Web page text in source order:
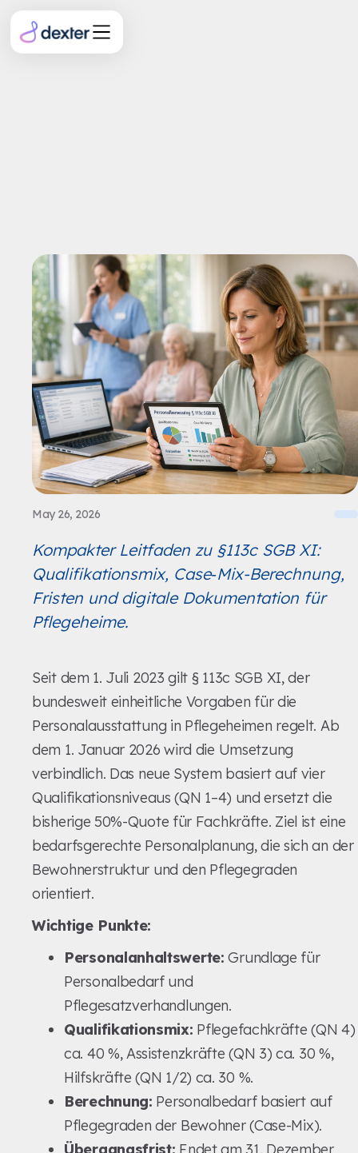
May 26, 2026
Kompakter Leitfaden zu §113c SGB XI:
Qualifikationsmix, Case‑Mix-Berechnung,
Fristen und digitale Dokumentation für
Pflegeheime.
Seit dem 1. Juli 2023 gilt § 113c SGB XI, der
bundesweit einheitliche Vorgaben für die
Personalausstattung in Pflegeheimen regelt. Ab
dem 1. Januar 2026 wird die Umsetzung
verbindlich. Das neue System basiert auf vier
Qualifikationsniveaus (QN 1–4) und ersetzt die
bisherige 50%-Quote für Fachkräfte. Ziel ist eine
bedarfsgerechte Personalplanung, die sich an der
Bewohnerstruktur und den Pflegegraden
orientiert.
Wichtige Punkte:
Personalanhaltswerte: Grundlage für
Personalbedarf und
Pflegesatzverhandlungen.
Qualifikationsmix: Pflegefachkräfte (QN 4)
ca. 40 %, Assistenzkräfte (QN 3) ca. 30 %,
Hilfskräfte (QN 1/2) ca. 30 %.
Berechnung: Personalbedarf basiert auf
Pflegegraden der Bewohner (Case-Mix).